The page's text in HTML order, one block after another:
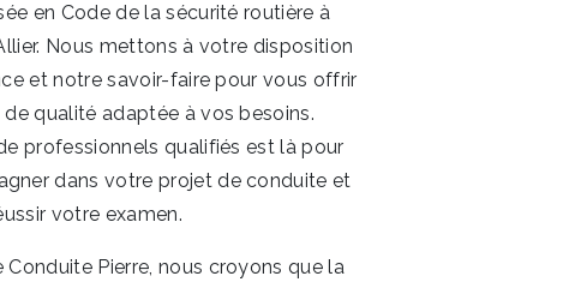
en Code de la sécurité routière à
Nous mettons à votre disposition
et notre savoir-faire pour vous offrir
qualité adaptée à vos besoins.
professionnels qualifiés est là pour
dans votre projet de conduite et
votre examen.